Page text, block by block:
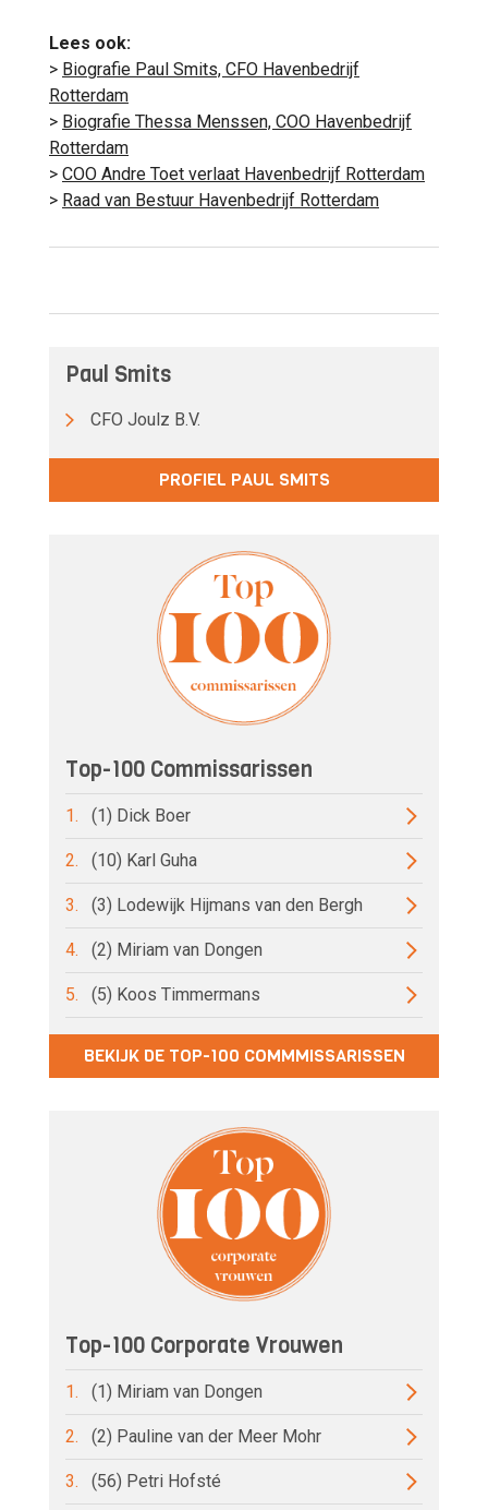
Lees ook:
> Biografie Paul Smits, CFO Havenbedrijf
Rotterdam
> Biografie Thessa Menssen, COO Havenbedrijf
Rotterdam
> COO Andre Toet verlaat Havenbedrijf Rotterdam
> Raad van Bestuur Havenbedrijf Rotterdam
Paul Smits
CFO Joulz B.V.
PROFIEL PAUL SMITS
Top-100 Commissarissen
1. (1) Dick Boer
2. (10) Karl Guha
3. (3) Lodewijk Hijmans van den Bergh
4. (2) Miriam van Dongen
5. (5) Koos Timmermans
BEKIJK DE TOP-100 COMMMISSARISSEN
Top-100 Corporate Vrouwen
1. (1) Miriam van Dongen
2. (2) Pauline van der Meer Mohr
3. (56) Petri Hofsté